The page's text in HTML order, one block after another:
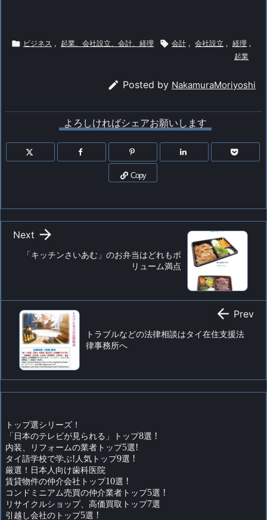
 ビジネス , 起業、会社設立、会計、経理  会計 , 会社設立 , 経理 ,
起業
 Posted by NakamuraMoriyoshi
よろしければシェアお願いします
Copy
「キッチンさいあむ」のお弁当はどれもボ
リューム満点

Next
トラブルなどの法律相談はタイ在住支援法
律事務所へ
 Prev
トップ選シリーズ！
「日本のテレビが見られる」トップ8選 !
内装、リフォームの業者トップ5選!
タイ語学校で学ぶ! 人気トップ9選 !
厳選！日本人向け歯科医院
賃貸物件の仲介会社トップ10選 !
コンドミニアム売買の仲介業者トップ5選 !
リサイクルショップ、高価買取トップ7選
引越し会社のトップ5選 !